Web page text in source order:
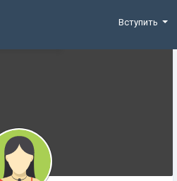
Вступить